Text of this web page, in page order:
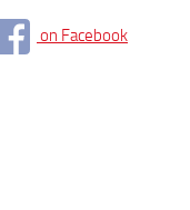
on Facebook